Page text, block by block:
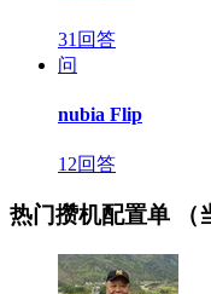
31回答
问
nubia Flip
12回答
热门攒机配置单